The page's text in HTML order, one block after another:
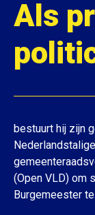
Als
bestuurt hij zijn
(Open VLD) om
Burgemeester